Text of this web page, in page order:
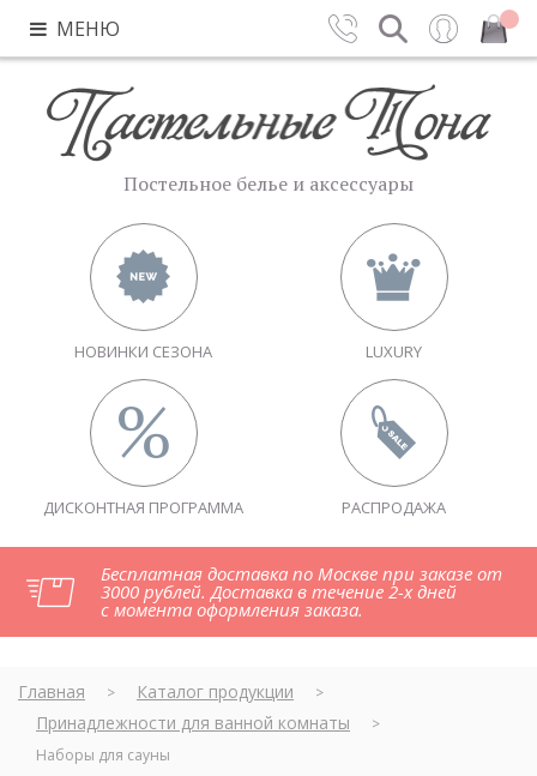
МЕНЮ Вход Закрыть
Постельное белье и аксессуары
НОВИНКИ СЕЗОНА LUXURY
ДИСКОНТНАЯ ПРОГРАММА РАСПРОДАЖА
Бесплатная доставка по Москве при заказе от
3000 рублей. Доставка в течение 2-х дней
с момента оформления заказа.
Главная > Каталог продукции >
Принадлежности для ванной комнаты
>
Наборы для сауны